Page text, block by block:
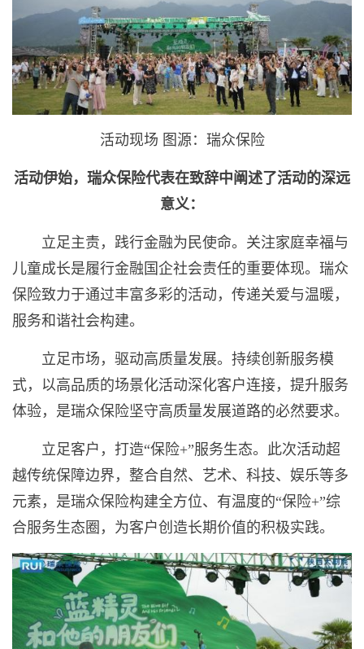
活动现场 图源：瑞众保险
活动伊始，瑞众保险代表在致辞中阐述了活动的深远
意义：
立足主责，践行金融为民使命。关注家庭幸福与
儿童成长是履行金融国企社会责任的重要体现。瑞众
保险致力于通过丰富多彩的活动，传递关爱与温暖，
服务和谐社会构建。
立足市场，驱动高质量发展。持续创新服务模
式，以高品质的场景化活动深化客户连接，提升服务
体验，是瑞众保险坚守高质量发展道路的必然要求。
立足客户，打造“保险+”服务生态。此次活动超
越传统保障边界，整合自然、艺术、科技、娱乐等多
元素，是瑞众保险构建全方位、有温度的“保险+”综
合服务生态圈，为客户创造长期价值的积极实践。